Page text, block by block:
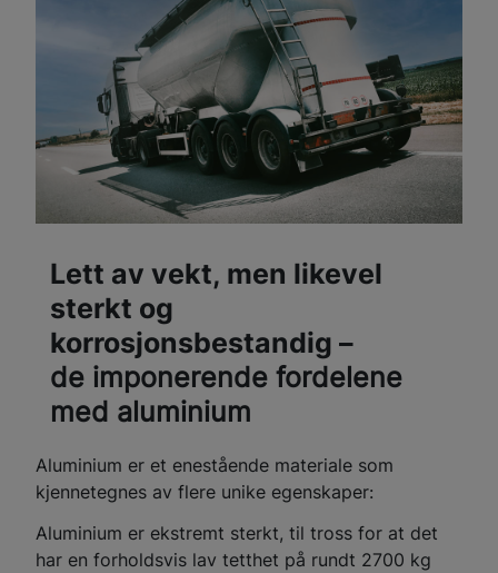
Lett av vekt, men likevel
sterkt og
korrosjonsbestandig –
de imponerende fordelene
med aluminium
Aluminium er et enestående materiale som
kjennetegnes av flere unike egenskaper:
Aluminium er ekstremt sterkt, til tross for at det
har en forholdsvis lav tetthet på rundt 2700 kg